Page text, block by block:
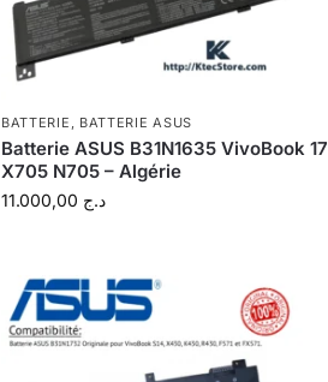
BATTERIE , BATTERIE ASUS
Batterie ASUS B31N1635 VivoBook 17
X705 N705 – Algérie
د.ج